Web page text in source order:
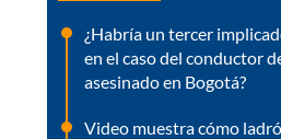
¿Habría un tercer
en el caso del conductor
asesinado en Bogotá?
Video muestra cómo